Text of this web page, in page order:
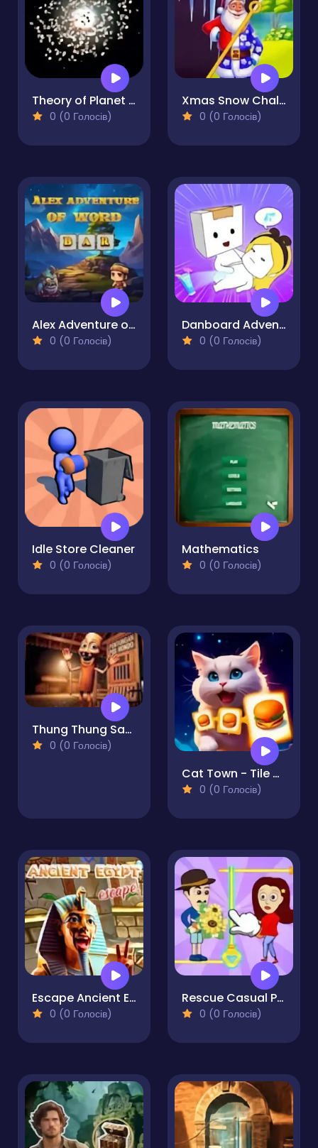
Theory of Planet Evolution
0 (0 Голосів)
Xmas Snow Challenge - Maze Puzzle
0 (0 Голосів)
Alex Adventure of Word
0 (0 Голосів)
Danboard Adventure
0 (0 Голосів)
Idle Store Cleaner
0 (0 Голосів)
Mathematics
0 (0 Голосів)
Thung Thung Sahur Difference
0 (0 Голосів)
Cat Town - Tile Match Puzzle
0 (0 Голосів)
Escape Ancient Egypt
0 (0 Голосів)
Rescue Casual Pin Puzzle
0 (0 Голосів)